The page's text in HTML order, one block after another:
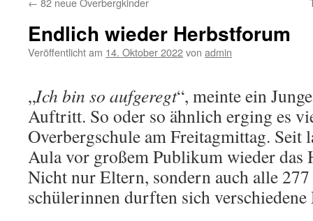
Endlich wieder Herbstforum
Veröffentlicht am 14. Oktober 2022von admin
„Ich bin so aufgeregt“, meinte ein
Auftritt. So oder so ähnlich erging es
Overbergschule am Freitagmittag. Seit
Aula vor großem Publikum wieder das
Nicht nur Eltern, sondern auch alle
schülerinnen durften sich verschiedene